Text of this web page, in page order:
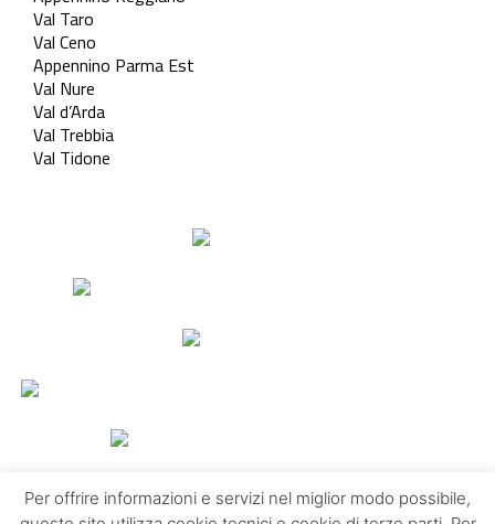
Val Taro
Val Ceno
Appennino Parma Est
Val Nure
Val d’Arda
Val Trebbia
Val Tidone
Per offrire informazioni e servizi nel miglior modo possibile,